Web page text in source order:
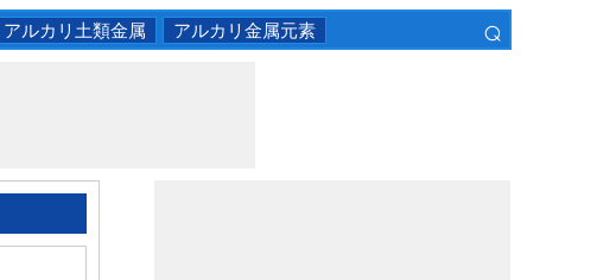
アルカリ土類金属 アルカリ金属元素 ⌕